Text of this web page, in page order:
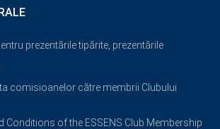
prezentările tipărite, prezentările
comisioanelor către membrii Clubului
Conditions of the ESSENS Club Membership